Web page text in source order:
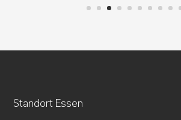
Standort Essen